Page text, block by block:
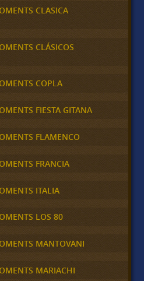
CLASICA
CLÁSICOS
COPLA
FIESTA GITANA
FLAMENCO
FRANCIA
ITALIA
LOS 80
MANTOVANI
MARIACHI